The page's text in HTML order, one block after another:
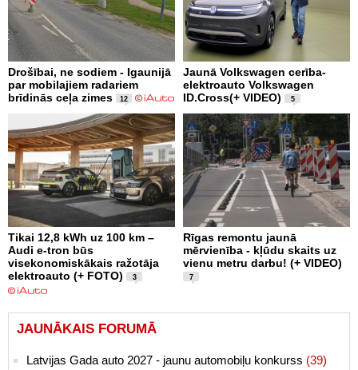
Drošībai, ne sodiem - Igaunijā
par mobilajiem radariem
brīdinās ceļa zimes
12
Jaunā Volkswagen cerība-
elektroauto Volkswagen
ID.Cross(+ VIDEO)
5
Tikai 12,8 kWh uz 100 km –
Audi e-tron būs
visekonomiskākais ražotāja
elektroauto (+ FOTO)
3
Rīgas remontu jaunā
mērvienība - kļūdu skaits uz
vienu metru darbu! (+ VIDEO)
7
JAUNĀKAIS FORUMĀ
Latvijas Gada auto 2027 - jaunu automobiļu konkurss (39)